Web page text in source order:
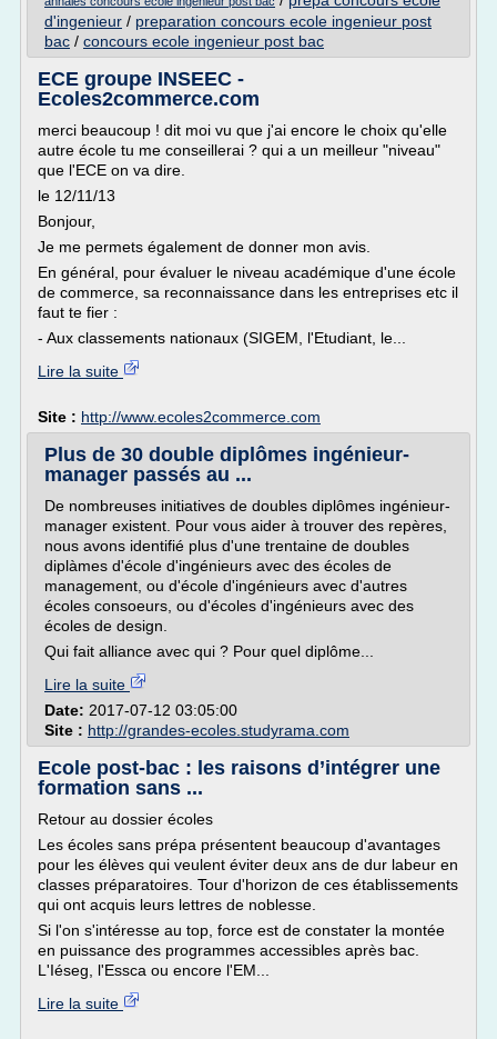
d'ingenieur / preparation concours ecole ingenieur post
bac / concours ecole ingenieur post bac
ECE groupe INSEEC -
Ecoles2commerce.com
merci beaucoup ! dit moi vu que j'ai encore le choix qu'elle
autre école tu me conseillerai ? qui a un meilleur "niveau"
que l'ECE on va dire.
le 12/11/13
Bonjour,
Je me permets également de donner mon avis.
En général, pour évaluer le niveau académique d'une école
de commerce, sa reconnaissance dans les entreprises etc il
faut te fier :
- Aux classements nationaux (SIGEM, l'Etudiant, le...
Lire la suite
Site : http://www.ecoles2commerce.com
Plus de 30 double diplômes ingénieur-
manager passés au ...
De nombreuses initiatives de doubles diplômes ingénieur-
manager existent. Pour vous aider à trouver des repères,
nous avons identifié plus d'une trentaine de doubles
diplàmes d'école d'ingénieurs avec des écoles de
management, ou d'école d'ingénieurs avec d'autres
écoles consoeurs, ou d'écoles d'ingénieurs avec des
écoles de design.
Qui fait alliance avec qui ? Pour quel diplôme...
Lire la suite
Date: 2017-07-12 03:05:00
Site : http://grandes-ecoles.studyrama.com
Ecole post-bac : les raisons d’intégrer une
formation sans ...
Retour au dossier écoles
Les écoles sans prépa présentent beaucoup d'avantages
pour les élèves qui veulent éviter deux ans de dur labeur en
classes préparatoires. Tour d'horizon de ces établissements
qui ont acquis leurs lettres de noblesse.
Si l'on s'intéresse au top, force est de constater la montée
en puissance des programmes accessibles après bac.
L'Iéseg, l'Essca ou encore l'EM...
Lire la suite